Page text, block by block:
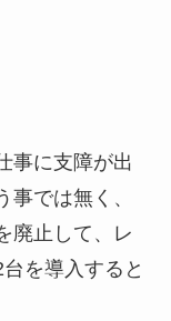
事に支障が出
事では無く、
廃止して、レ
を導入すると